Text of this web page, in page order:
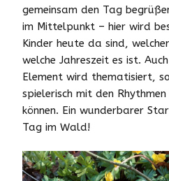
gemeinsam den Tag
im Mittelpunkt – hier wird
Kinder heute da sind,
welche Jahreszeit es ist.
Element wird thematisiert,
spielerisch mit den
können. Ein wunderbarer
Tag im Wald!